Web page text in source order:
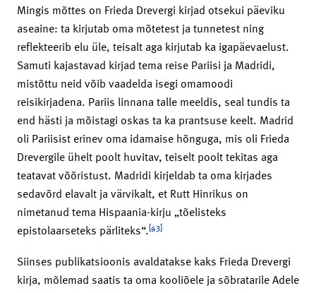
Mingis mõttes on Frieda Drevergi kirjad otsekui päeviku
aseaine: ta kirjutab oma mõtetest ja tunnetest ning
reflekteerib elu üle, teisalt aga kirjutab ka igapäevaelust.
Samuti kajastavad kirjad tema reise Pariisi ja Madridi,
mistõttu neid võib vaadelda isegi omamoodi
reisikirjadena. Pariis linnana talle meeldis, seal tundis ta
end hästi ja mõistagi oskas ta ka prantsuse keelt. Madrid
oli Pariisist erinev oma idamaise hõnguga, mis oli Frieda
Drevergile ühelt poolt huvitav, teiselt poolt tekitas aga
teatavat võõristust. Madridi kirjeldab ta oma kirjades
sedavõrd elavalt ja värvikalt, et Rutt Hinrikus on
nimetanud tema Hispaania-kirju „tõelisteks
epistolaarseteks pärliteks“.[43]
Siinses publikatsioonis avaldatakse kaks Frieda Drevergi
kirja, mõlemad saatis ta oma kooliõele ja sõbratarile Adele